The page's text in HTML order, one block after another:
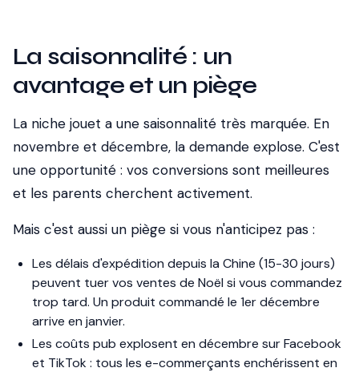
La saisonnalité : un
avantage et un piège
La niche jouet a une saisonnalité très marquée. En
novembre et décembre, la demande explose. C'est
une opportunité : vos conversions sont meilleures
et les parents cherchent activement.
Mais c'est aussi un piège si vous n'anticipez pas :
Les délais d'expédition depuis la Chine (15-30 jours)
peuvent tuer vos ventes de Noël si vous commandez
trop tard. Un produit commandé le 1er décembre
arrive en janvier.
Les coûts pub explosent en décembre sur Facebook
et TikTok : tous les e-commerçants enchérissent en